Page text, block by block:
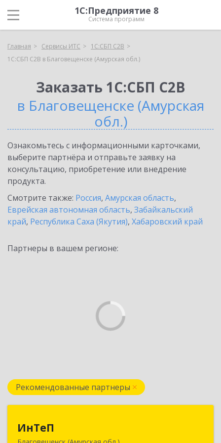
1С:Предприятие 8
Система программ
Главная Сервисы ИТС
1С:СБП C2B
1С:СБП C2B в Благовещенске (Амурская обл.)
Заказать 1С:СБП C2B
в Благовещенске (Амурская
обл.)
Ознакомьтесь с информационными карточками,
выберите партнёра и отправьте заявку на
консультацию, приобретение или внедрение
продукта.
Смотрите также: Россия, Амурская область,
Еврейская автономная область, Забайкальский
край, Республика Саха (Якутия), Хабаровский край
Партнеры в вашем регионе:
Рекомендованные партнеры
ИнТеП